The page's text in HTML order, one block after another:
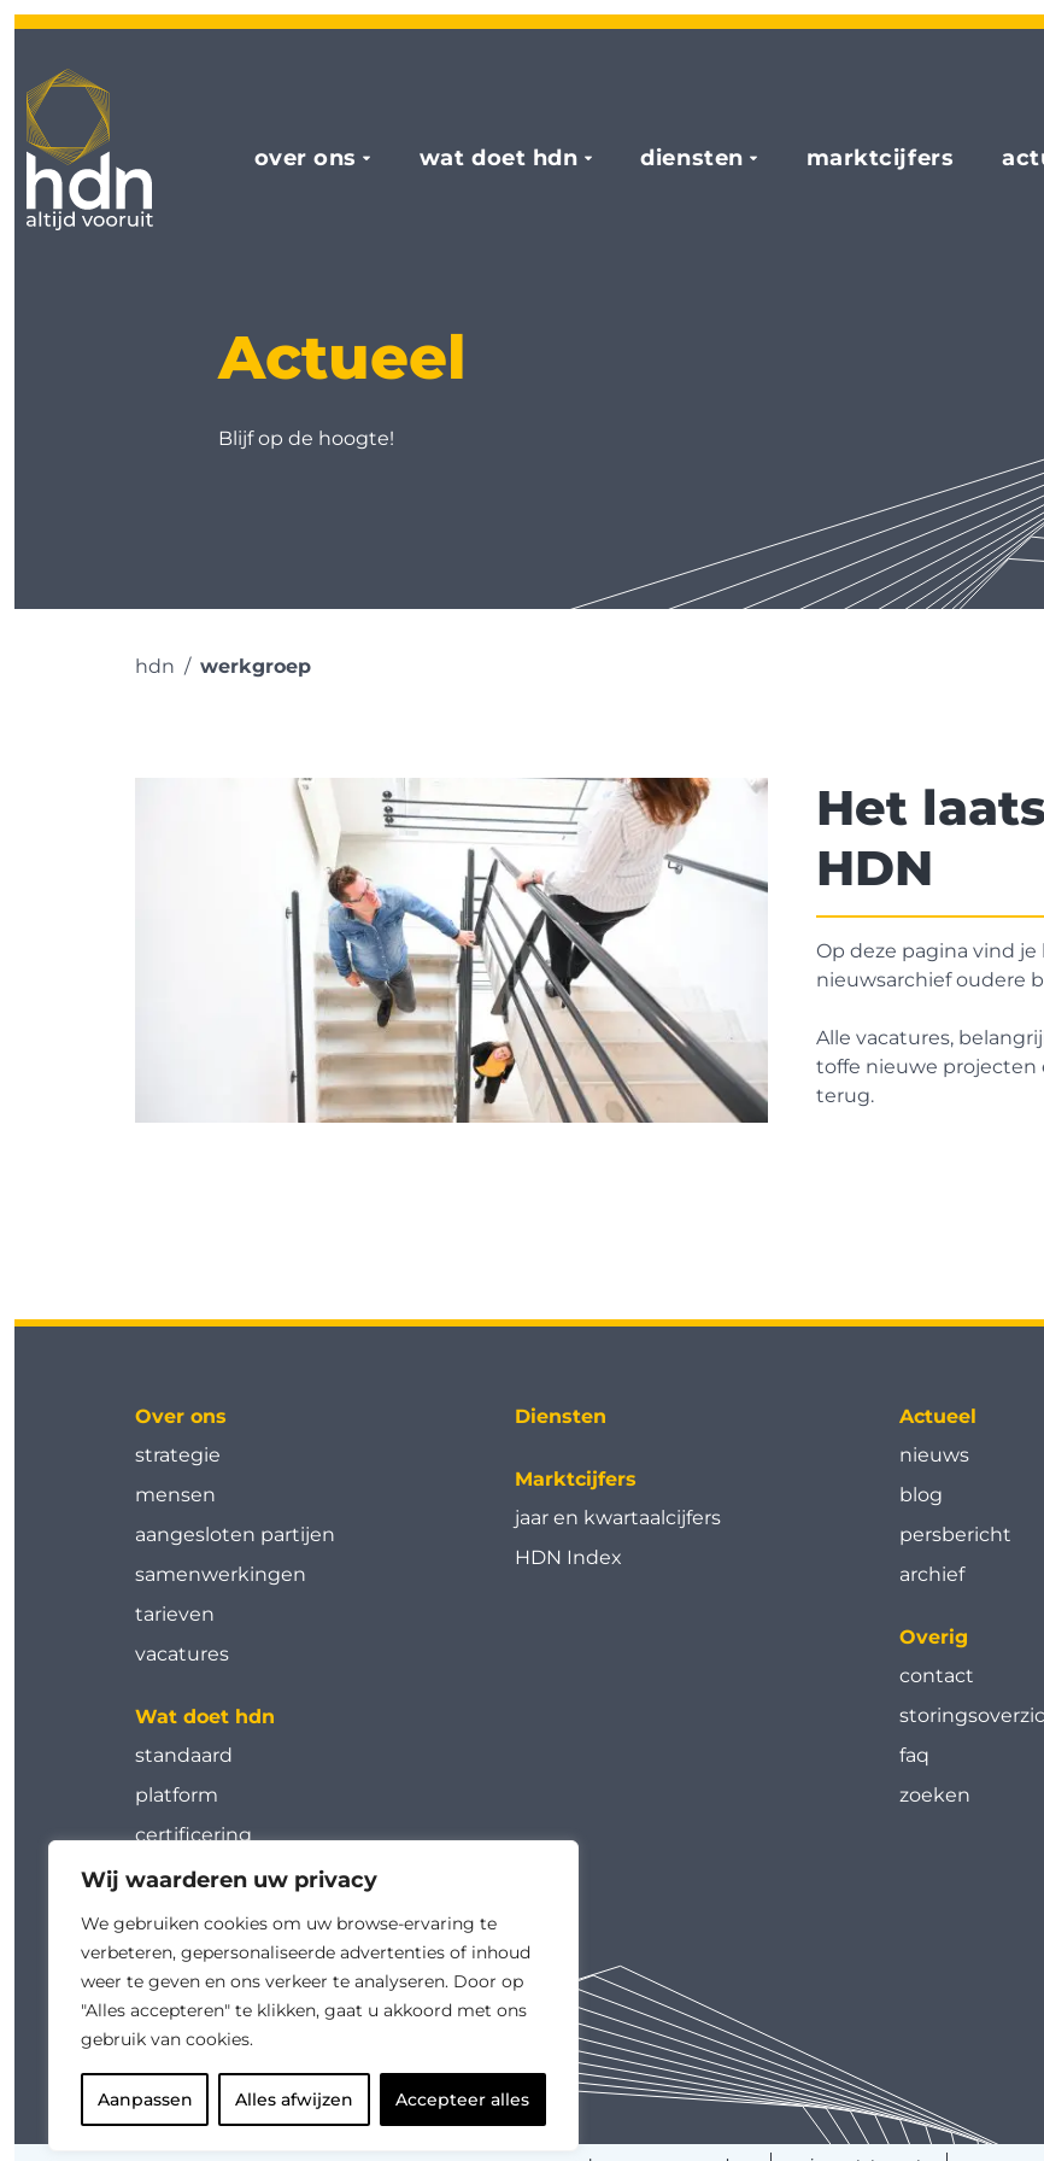
Wij waarderen uw privacy
We gebruiken cookies om uw browse-ervaring te
verbeteren, gepersonaliseerde advertenties of inhoud
weer te geven en ons verkeer te analyseren. Door op
"Alles accepteren" te klikken, gaat u akkoord met ons
gebruik van cookies.
Aanpassen Alles afwijzen Accepteer alles
over ons wat doet hdn diensten marktcijfers
Actueel
Blijf op de hoogte!
hdn werkgroep
Het
HDN
Op deze pagina vind
nieuwsarchief oudere
Alle vacatures,
toffe nieuwe projecten
terug.
Over ons
strategie
mensen
aangesloten partijen
samenwerkingen
tarieven
vacatures
Wat doet hdn
standaard
platform
certificering
tools
werkgroepen
kalender
academy
Diensten
Marktcijfers
jaar en kwartaal­cijfers
HDN Index
Actueel
nieuws
blog
persbericht
archief
Overig
contact
faq
zoeken